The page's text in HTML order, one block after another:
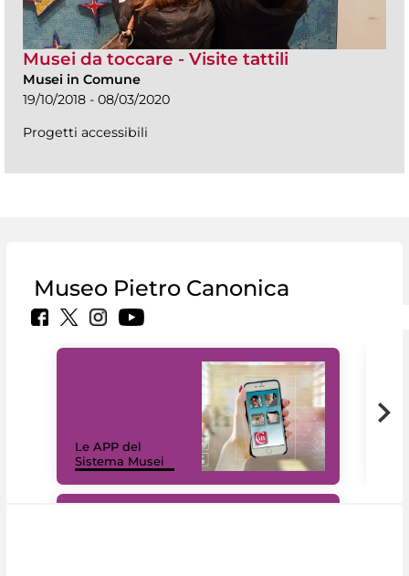
Musei da toccare - Visite tattili
Musei in Comune
19/10/2018 - 08/03/2020
Progetti accessibili
Museo Pietro Canonica
Le APP del
Sistema Musei